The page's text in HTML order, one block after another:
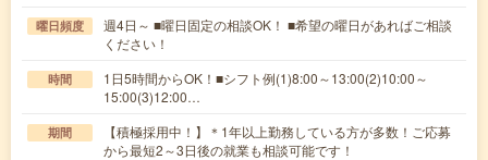
曜日頻度
週4日～ ■曜日固定の相談OK！ ■希望の曜日があればご相談
ください！
時間
1日5時間からOK！■シフト例(1)8:00～13:00(2)10:00～
15:00(3)12:00…
期間
【積極採用中！】＊1年以上勤務している方が多数！ご応募
から最短2～3日後の就業も相談可能です！